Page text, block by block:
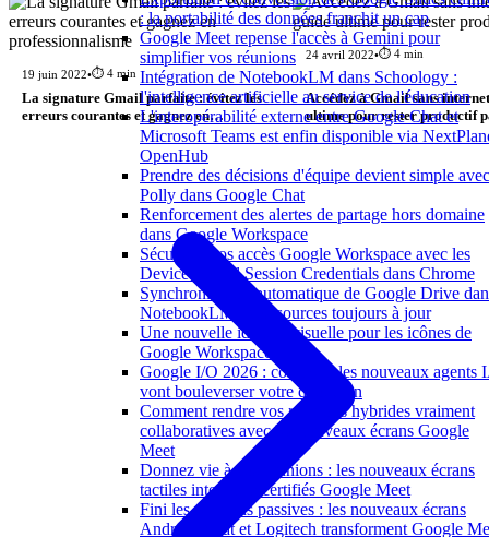
: la portabilité des données franchit un cap
Google Meet repense l'accès à Gemini pour
simplifier vos réunions
Intégration de NotebookLM dans Schoology :
l'intelligence artificielle au service de l'éducation
L'interopérabilité externe entre Google Chat et
Microsoft Teams est enfin disponible via
OpenHub
Prendre des décisions d'équipe devient simple avec
Polly dans Google Chat
Renforcement des alertes de partage hors domaine
dans Google Workspace
Sécurisez vos accès Google Workspace avec les
Device Bound Session Credentials dans Chrome
Synchronisation automatique de Google Drive
NotebookLM : vos sources toujours à jour
Une nouvelle identité visuelle pour les icônes de
Google Workspace
Google I/O 2026 : comment les nouveaux agents
vont bouleverser votre quotidien
Comment rendre vos réunions hybrides vraiment
collaboratives avec les nouveaux écrans Google
Meet
Donnez vie à vos réunions : les nouveaux écrans
tactiles interactifs certifiés Google Meet
Fini les réunions passives : les nouveaux écrans
Android Neat et Logitech transforment Google
19 juin 2022•⏱️ 4 min
La signature Gmail parfaite : évitez les
erreurs courantes et gagnez en
24 avril 2022•⏱️ 4 min
Accédez à Gmail sans
ultime pour rester productif